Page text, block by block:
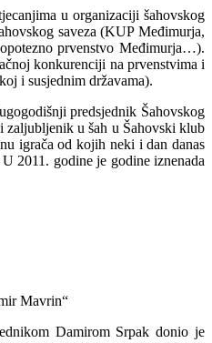
u organizaciji šahovskog
saveza (KUP Međimurja,
prvenstvo Međimurja…).
konkurenciji na prvenstvima i
i susjednim državama).
predsjednik Šahovskog
zaljubljenik u šah u Šahovski klub
igrača od kojih neki i dan danas
2011. godine je godine iznenada
Mavrin“
Damirom Srpak donio je